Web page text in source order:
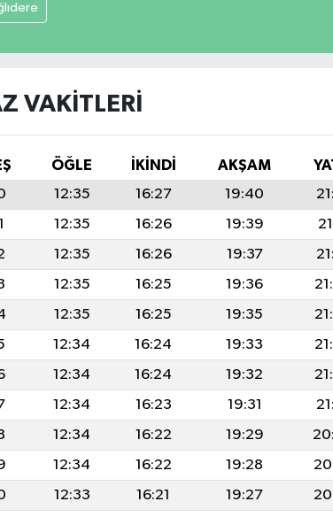
VAKITLERI
ÖĞLE İKINDI AKŞAM
12:35 16:27 19:40
12:35 16:26 19:39
12:35 16:26 19:37
12:35 16:25 19:36
12:35 16:25 19:35
12:34 16:24 19:33
12:34 16:24 19:32
12:34 16:23 19:31
12:34 16:22 19:29
12:34 16:22 19:28
12:33 16:21 19:27